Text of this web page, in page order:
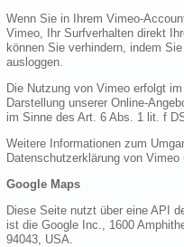
Wenn Sie in Ihrem Vimeo-
Vimeo, Ihr Surfverhalten direkt
können Sie verhindern, indem
ausloggen.
Die Nutzung von Vimeo erfolgt
Darstellung unserer Online-
im Sinne des Art. 6 Abs. 1 lit. f
Weitere Informationen zum
Datenschutzerklärung von Vimeo
Google Maps
Diese Seite nutzt über eine API
ist die Google Inc., 1600
94043, USA.